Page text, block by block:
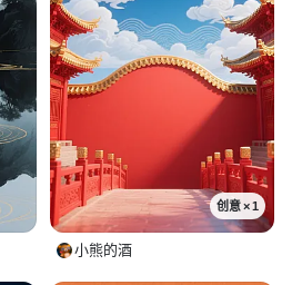
创意 × 1
小熊的酒